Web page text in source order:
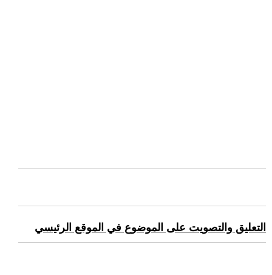
التعليق والتصويت على الموضوع في الموقع الرئيسي